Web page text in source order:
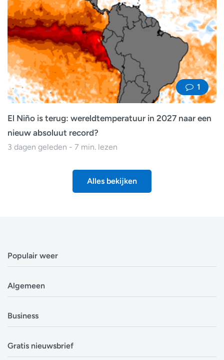
1
El Niño is terug: wereldtemperatuur in 2027 naar een
nieuw absoluut record?
3 dagen geleden - 7 min. lezen
Alles bekijken
Populair weer
Weerbericht Brussel
Weerbericht Eindhoven
Alle locaties in België
Algemeen
Privacyverklaring
Disclaimer
Business
Overheden
Gratis nieuwsbrief